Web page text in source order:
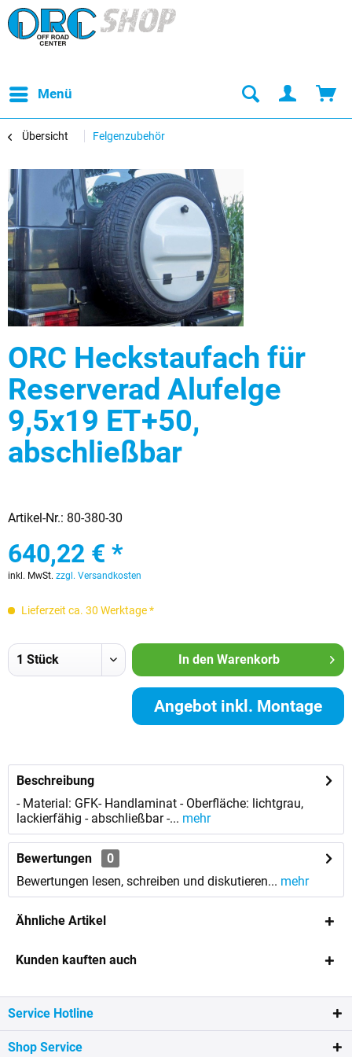
Menü
Übersicht Felgenzubehör
ORC Heckstaufach für
Reserverad Alufelge
9,5x19 ET+50,
abschließbar
Artikel-Nr.: 80-380-30
640,22 € *
inkl. MwSt. zzgl. Versandkosten
Lieferzeit ca. 30 Werktage *
In den Warenkorb
Angebot inkl. Montage
Beschreibung
- Material: GFK- Handlaminat - Oberfläche: lichtgrau,
lackierfähig - abschließbar -... mehr
Bewertungen
0
Bewertungen lesen, schreiben und diskutieren... mehr
Ähnliche Artikel
Kunden kauften auch
Service Hotline
Shop Service